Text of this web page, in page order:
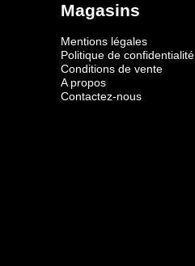
Magasins
Mentions légales
Politique de confidentialité
Conditions de vente
A propos
Contactez-nous